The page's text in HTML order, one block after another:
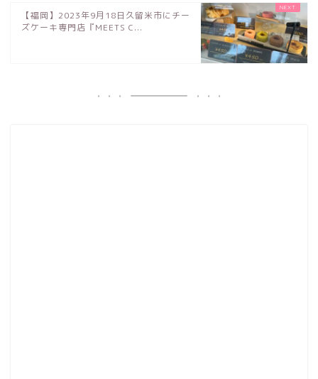
【福岡】2023年9月18日久留米市にチー
ズケーキ専門店『MEETS C...